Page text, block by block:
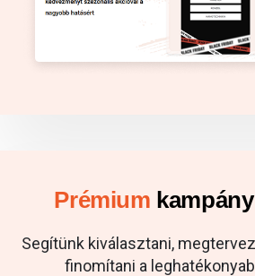
Prémium
Segítünk kiválasztani,
finomítani a